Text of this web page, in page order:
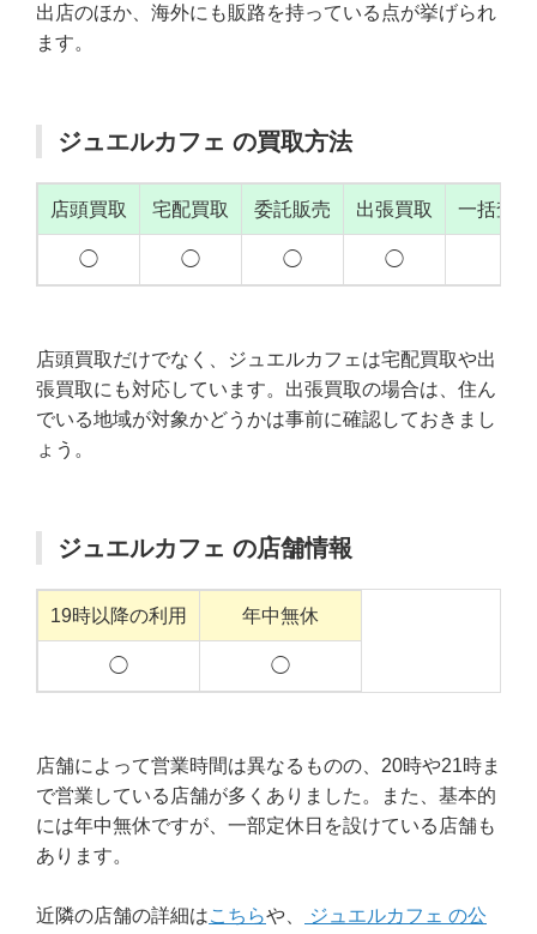
出店のほか、海外にも販路を持っている点が挙げられ
ます。
ジュエルカフェ の買取方法
店頭買取 宅配買取 委託販売 出張買取 一括査定
◯ ◯ ◯ ◯
店頭買取だけでなく、ジュエルカフェは宅配買取や出
張買取にも対応しています。出張買取の場合は、住ん
でいる地域が対象かどうかは事前に確認しておきまし
ょう。
ジュエルカフェ の店舗情報
19時以降の利用 年中無休
◯ ◯
店舗によって営業時間は異なるものの、20時や21時ま
で営業している店舗が多くありました。また、基本的
には年中無休ですが、一部定休日を設けている店舗も
あります。
近隣の店舗の詳細はこちらや、
ジュエルカフェ の公